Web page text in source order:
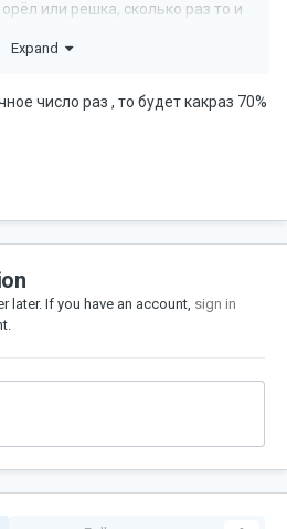
или решка, сколько раз то и
зашли, третье кольцо
крафтил три сома, три не
Expand
число раз , то будет какраз 70%
later. If you have an account, sign in